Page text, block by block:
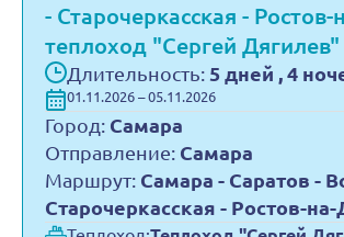
- Старочеркасская -
теплоход "Сергей Дягилев"
Длительность: 5 дней , 4
01.11.2026 – 05.11.2026
Город: Самара
Отправление: Самара
Маршрут: Самара - Саратов -
Старочеркасская - Ростов-